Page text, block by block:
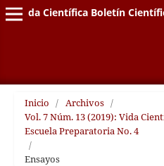
Vida Científica Boletín
Inicio / Archivos /
Vol. 7 Núm. 13 (2019): Vida
Escuela Preparatoria No. 4
/
Ensayos